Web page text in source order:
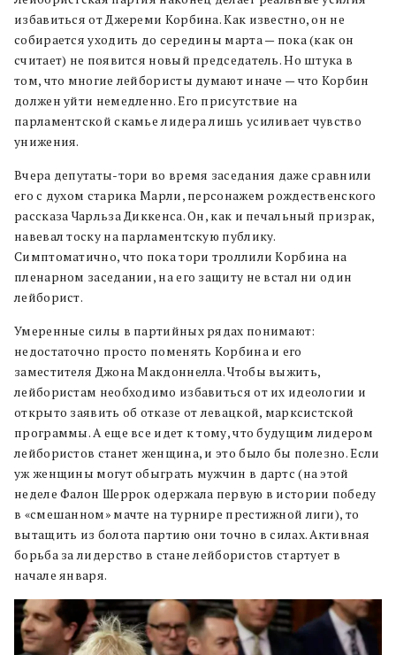
избавиться от Джереми Корбина. Как известно, он не
собирается уходить до середины марта — пока (как он
считает) не появится новый председатель. Но штука в
том, что многие лейбористы думают иначе — что Корбин
должен уйти немедленно. Его присутствие на
парламентской скамье лидера лишь усиливает чувство
унижения.
Вчера депутаты-тори во время заседания даже сравнили
его с духом старика Марли, персонажем рождественского
рассказа Чарльза Диккенса. Он, как и печальный призрак,
навевал тоску на парламентскую публику.
Симптоматично, что пока тори троллили Корбина на
пленарном заседании, на его защиту не встал ни один
лейборист.
Умеренные силы в партийных рядах понимают:
недостаточно просто поменять Корбина и его
заместителя Джона Макдоннелла. Чтобы выжить,
лейбористам необходимо избавиться от их идеологии и
открыто заявить об отказе от левацкой, марксистской
программы. А еще все идет к тому, что будущим лидером
лейбористов станет женщина, и это было бы полезно. Если
уж женщины могут обыграть мужчин в дартс (на этой
неделе Фалон Шеррок одержала первую в истории победу
в «смешанном» мачте на турнире престижной лиги), то
вытащить из болота партию они точно в силах. Активная
борьба за лидерство в стане лейбористов стартует в
начале января.